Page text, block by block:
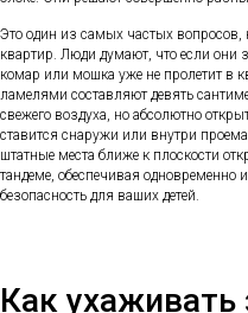
Это один из самых частых
квартир. Люди думают, что если
комар или мошка уже не пролетит в
ламелями составляют девять
свежего воздуха, но абсолютно
ставится снаружи или внутри
штатные места ближе к плоскости
тандеме, обеспечивая одновременно
безопасность для ваших детей.
Как ухаживать